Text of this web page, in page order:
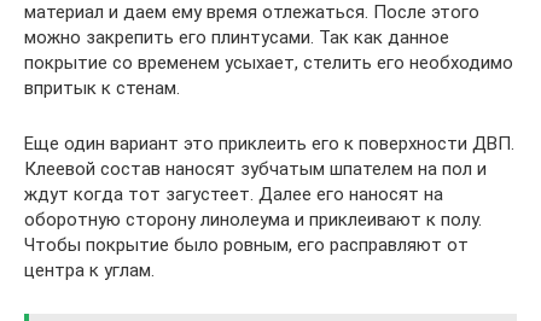
материал и даем ему время отлежаться. После этого
можно закрепить его плинтусами. Так как данное
покрытие со временем усыхает, стелить его необходимо
впритык к стенам.
Еще один вариант это приклеить его к поверхности ДВП.
Клеевой состав наносят зубчатым шпателем на пол и
ждут когда тот загустеет. Далее его наносят на
оборотную сторону линолеума и приклеивают к полу.
Чтобы покрытие было ровным, его расправляют от
центра к углам.